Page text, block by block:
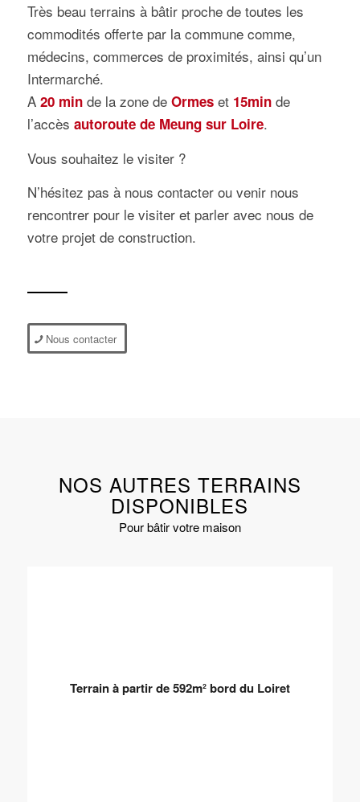
Très beau terrains à bâtir proche de toutes les
commodités offerte par la commune comme,
médecins, commerces de proximités, ainsi qu’un
Intermarché.
A 20 minde la zone de Ormeset 15minde
l’accès autoroute de Meung sur Loire.
Vous souhaitez le visiter ?
N’hésitez pas à nous contacter ou venir nous
rencontrer pour le visiter et parler avec nous de
votre projet de construction.
Nous contacter
NOS AUTRES TERRAINS
DISPONIBLES
Pour bâtir votre maison
Terrain à partir de 592m² bord du Loiret